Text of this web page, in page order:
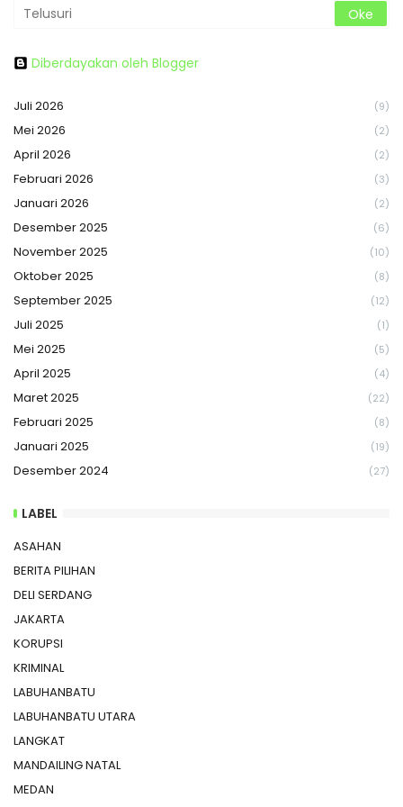
Diberdayakan oleh Blogger
Juli 2026 (9)
Mei 2026 (2)
April 2026 (2)
Februari 2026 (3)
Januari 2026 (2)
Desember 2025 (6)
November 2025 (10)
Oktober 2025 (8)
September 2025 (12)
Juli 2025 (1)
Mei 2025 (5)
April 2025 (4)
Maret 2025 (22)
Februari 2025 (8)
Januari 2025 (19)
Desember 2024 (27)
LABEL
ASAHAN
BERITA PILIHAN
DELI SERDANG
JAKARTA
KORUPSI
KRIMINAL
LABUHANBATU
LABUHANBATU UTARA
LANGKAT
MANDAILING NATAL
MEDAN